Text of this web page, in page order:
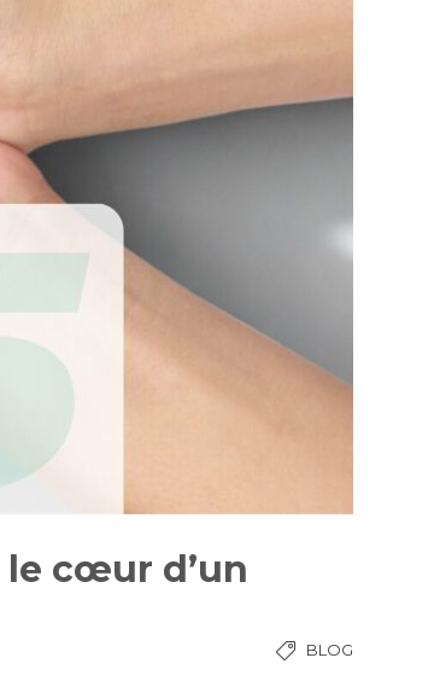
cœur d’un
BLOG